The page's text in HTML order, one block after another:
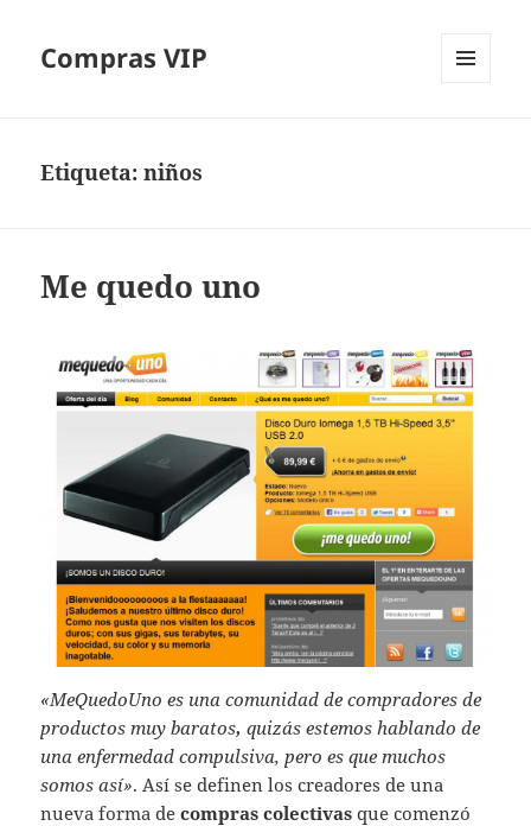
Compras VIP
Etiqueta:niños
Me quedo uno
«MeQuedoUno es una comunidad de compradores de
productos muy baratos, quizás estemos hablando de
una enfermedad compulsiva, pero es que muchos
somos así». Así se definen los creadores de una
nueva forma decompras colectivas que comenzó